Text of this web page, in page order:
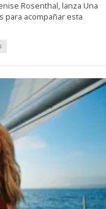
Rosenthal, lanza Una
para acompañar esta